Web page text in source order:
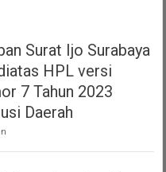
Surat Ijo Surabaya
HPL versi
7 Tahun 2023
Daerah
Korban